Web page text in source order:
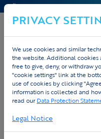
Accueil
Sportswear
Tenues triathlon
collection
PRIVACY
We use cookies and similar
the website. Additional cookies
free to give, deny, or withdraw
"cookie settings" link at the
use of cookies by clicking
information is collected and
read ourData Protection
Legal Notice